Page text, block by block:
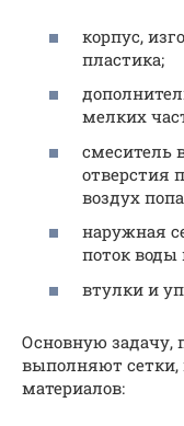
корпус,
пластика;
мелких
смеситель
отверстия
воздух
наружная
поток воды
втулки и
Основную задачу,
выполняют сетки,
материалов: